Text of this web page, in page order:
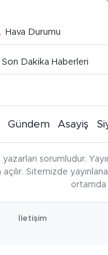
Hava Durumu
Son Dakika Haberleri
Gündem Asayiş
sorumludur.
Sitemizde
ortamda
İletişim